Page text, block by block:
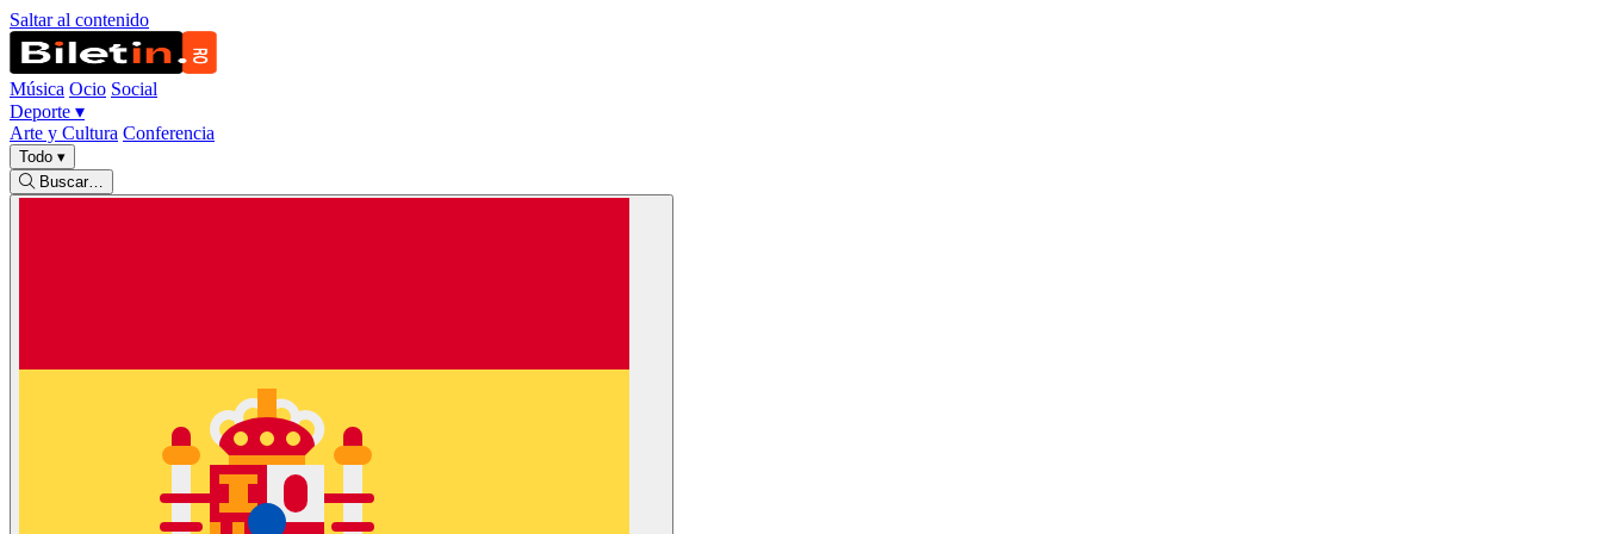
Saltar al contenido
Música Ocio Social
Deporte ▾
Arte y Cultura Conferencia
Todo ▾
Buscar…